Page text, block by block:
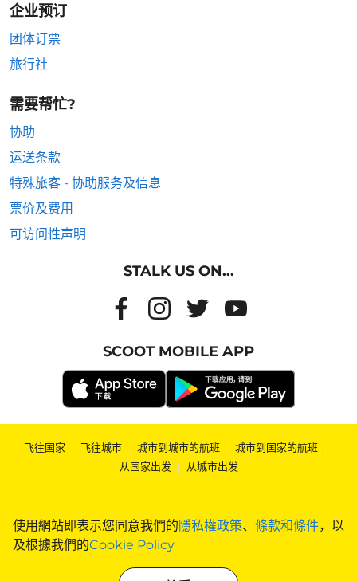
使用網站即表示您同意我們的隱私權政策、 條款和條件，以
及根據我們的Cookie Policy
企业预订
团体订票
旅行社
需要帮忙?
协助
运送条款
特殊旅客 - 协助服务及信息
票价及费用
可访问性声明
STALK US ON...
SCOOT MOBILE APP
飞往国家 | 飞往城市 | 城市到城市的航班 | 城市到国家的航班 |
从国家出发 | 从城市出发